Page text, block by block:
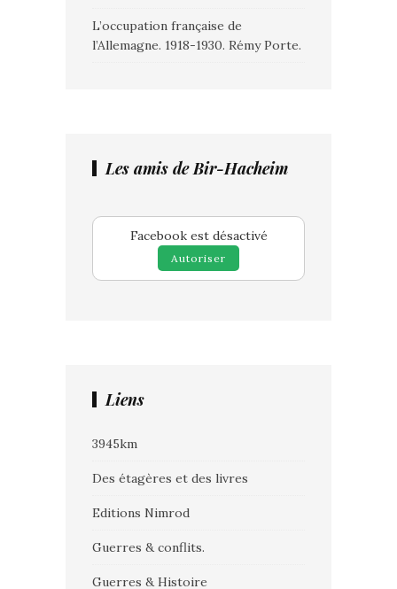
L’occupation française de
l’Allemagne. 1918-1930. Rémy Porte.
Les amis de Bir-Hacheim
Facebook est désactivé
Autoriser
Liens
3945km
Des étagères et des livres
Editions Nimrod
Guerres & conflits.
Guerres & Histoire